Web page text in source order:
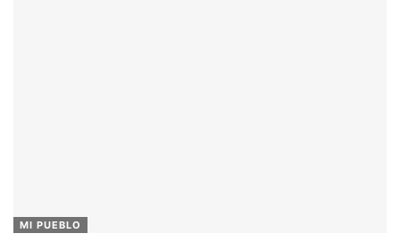
MI PUEBLO